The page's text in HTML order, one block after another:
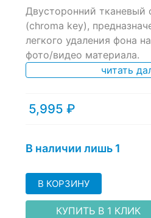
out
based
on
customer
ratings
Двусторонний тканевый
(chroma key),
легкого удаления фона
фото/видео материала.
читать
5,995 ₽
В наличии лишь 1
В КОРЗИНУ
КУПИТЬ В 1 КЛИК